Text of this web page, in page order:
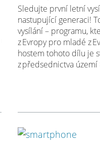
Sledujte první letní
nastupující generaci!
vysílání – programu,
z Evropy pro mladé z
hostem tohoto dílu je
z předsednictva území